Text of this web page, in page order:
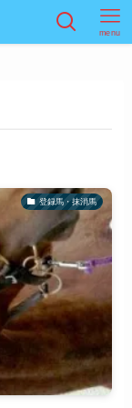
menu
登録馬・抹消馬